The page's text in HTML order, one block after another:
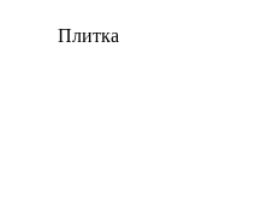
Плитка